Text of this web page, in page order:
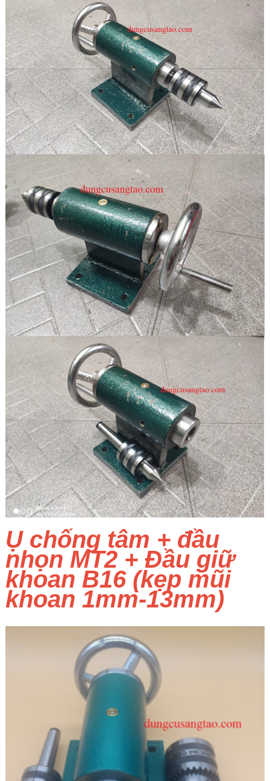
Ụ chống tâm + đầu
nhọn MT2 + Đầu giữ
khoan B16 (kẹp mũi
khoan 1mm-13mm)